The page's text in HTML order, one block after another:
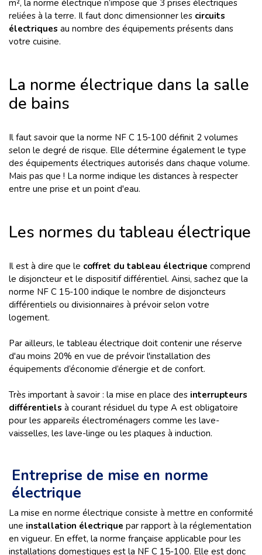
m², la norme électrique n’impose que 3 prises électriques
reliées à la terre. Il faut donc dimensionner les circuits
électriques au nombre des équipements présents dans
votre cuisine.
La norme électrique dans la salle
de bains
Il faut savoir que la norme NF C 15-100 définit 2 volumes
selon le degré de risque. Elle détermine également le type
des équipements électriques autorisés dans chaque volume.
Mais pas que ! La norme indique les distances à respecter
entre une prise et un point d'eau.
Les normes du tableau électrique
Il est à dire que le coffret du tableau électrique comprend
le disjoncteur et le dispositif différentiel. Ainsi, sachez que la
norme NF C 15-100 indique le nombre de disjoncteurs
différentiels ou divisionnaires à prévoir selon votre
logement.
Par ailleurs, le tableau électrique doit contenir une réserve
d'au moins 20% en vue de prévoir l'installation des
équipements d’économie d’énergie et de confort.
Très important à savoir : la mise en place des interrupteurs
différentiels à courant résiduel du type A est obligatoire
pour les appareils électroménagers comme les lave-
vaisselles, les lave-linge ou les plaques à induction.
Entreprise de mise en norme
électrique
La mise en norme électrique consiste à mettre en conformité
une installation électrique par rapport à la réglementation
en vigueur. En effet, la norme française applicable pour les
installations domestiques est la NF C 15-100. Elle est donc